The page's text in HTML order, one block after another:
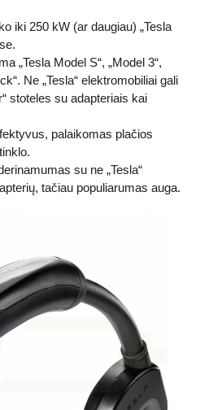
iki 250 kW (ar daugiau) „Tesla
„Tesla Model S“, „Model 3“,
Ne „Tesla“ elektromobiliai gali
stoteles su adapteriais kai
palaikomas plačios
su ne „Tesla“
tačiau populiarumas auga.